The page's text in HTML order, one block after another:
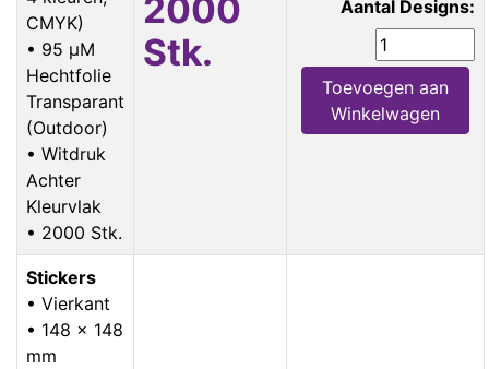
CMYK)
• 95 µM
Hechtfolie
Transparant
(Outdoor)
• Witdruk
Achter
Kleurvlak
• 2000 Stk.
2000
Stk.
Aantal Designs:
Toevoegen aan
Winkelwagen
Stickers
• Vierkant
• 148 x 148
mm